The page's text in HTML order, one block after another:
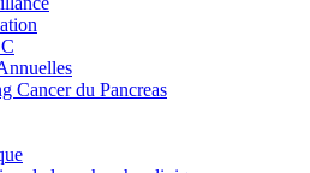
Cancer du Pancreas